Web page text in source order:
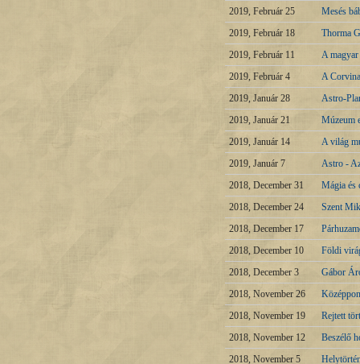
2019, Február 25
Mesés
2019, Február 18
Thorma
2019, Február 11
A magyar
2019, Február 4
A
2019, Január 28
Astro-
2019, Január 21
Múzeum
2019, Január 14
A világ
2019, Január 7
Astro -
2018, December 31
Mágia és
2018, December 24
Szent
2018, December 17
2018, December 10
Földi
2018, December 3
Gábor
2018, November 26
2018, November 19
Rejtett
2018, November 12
Beszélő
2018, November 5